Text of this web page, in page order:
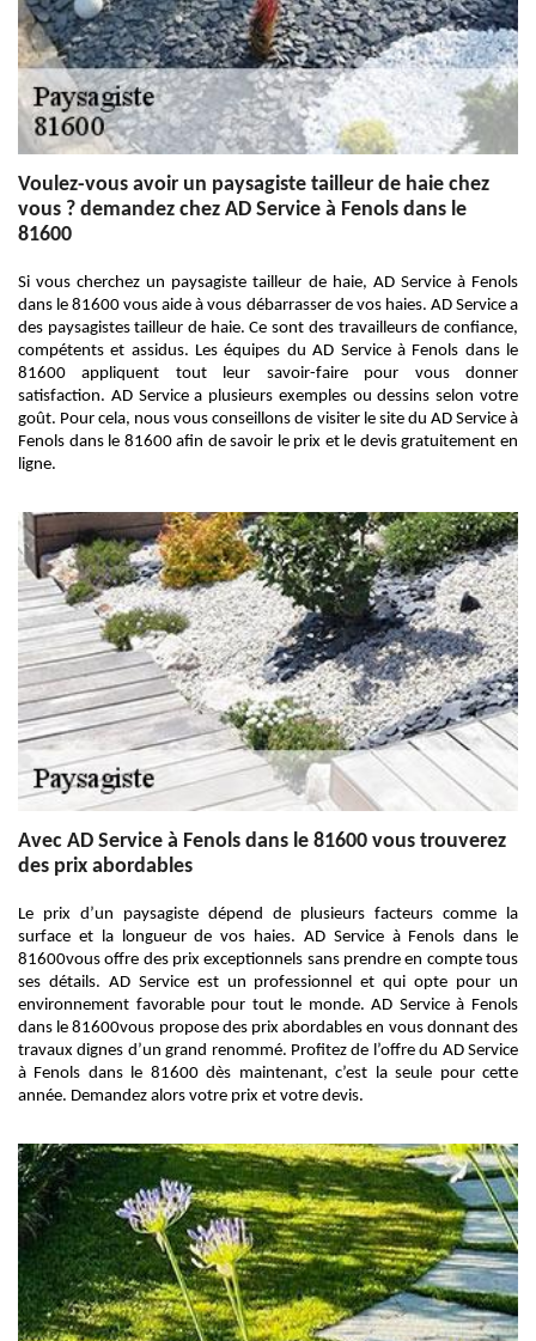
Voulez-vous avoir un paysagiste tailleur de haie chez
vous ? demandez chez AD Service à Fenols dans le
81600
Si vous cherchez un paysagiste tailleur de haie, AD Service à Fenols
dans le 81600 vous aide à vous débarrasser de vos haies. AD Service a
des paysagistes tailleur de haie. Ce sont des travailleurs de confiance,
compétents et assidus. Les équipes du AD Service à Fenols dans le
81600 appliquent tout leur savoir-faire pour vous donner
satisfaction. AD Service a plusieurs exemples ou dessins selon votre
goût. Pour cela, nous vous conseillons de visiter le site du AD Service à
Fenols dans le 81600 afin de savoir le prix et le devis gratuitement en
ligne.
Avec AD Service à Fenols dans le 81600 vous trouverez
des prix abordables
Le prix d’un paysagiste dépend de plusieurs facteurs comme la
surface et la longueur de vos haies. AD Service à Fenols dans le
81600vous offre des prix exceptionnels sans prendre en compte tous
ses détails. AD Service est un professionnel et qui opte pour un
environnement favorable pour tout le monde. AD Service à Fenols
dans le 81600vous propose des prix abordables en vous donnant des
travaux dignes d’un grand renommé. Profitez de l’offre du AD Service
à Fenols dans le 81600 dès maintenant, c’est la seule pour cette
année. Demandez alors votre prix et votre devis.